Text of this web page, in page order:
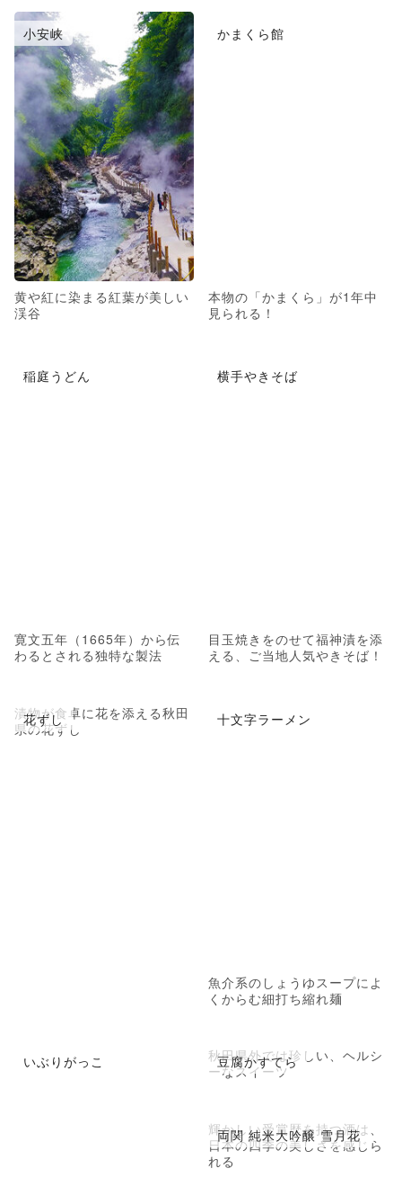
小安峡
黄や紅に染まる紅葉が美しい
渓谷
かまくら館
本物の「かまくら」が1年中
見られる！
稲庭うどん
寛文五年（1665年）から伝
わるとされる独特な製法
横手やきそば
目玉焼きをのせて福神漬を添
える、ご当地人気やきそば！
花ずし
漬物が食卓に花を添える秋田
県の花ずし
十文字ラーメン
魚介系のしょうゆスープによ
くからむ細打ち縮れ麺
いぶりがっこ 豆腐かすてら
秋田県外では珍しい、ヘルシ
ーなスイーツ
両関 純米大吟醸 雪月花
輝かしい受賞歴を持つ酒は、
日本の四季の美しさを感じら
れる